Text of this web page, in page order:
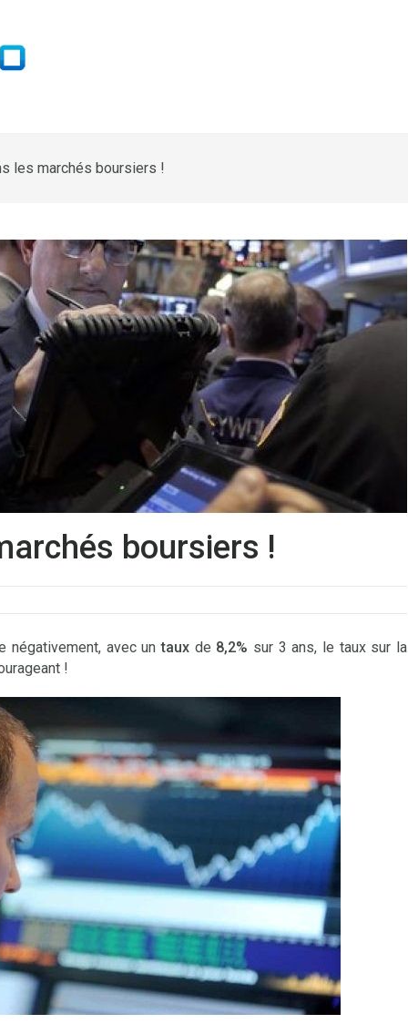
les marchés boursiers !
boursiers !
négativement, avec untaux de 8,2% sur 3 ans, le taux sur la
!